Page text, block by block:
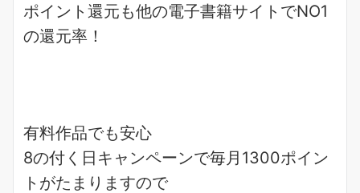
ポイント還元も他の電子書籍サイトでNO1
の還元率 ！
有料作品でも安心
8の付く日キャンペーンで毎月1300ポイン
ト がたまりますので